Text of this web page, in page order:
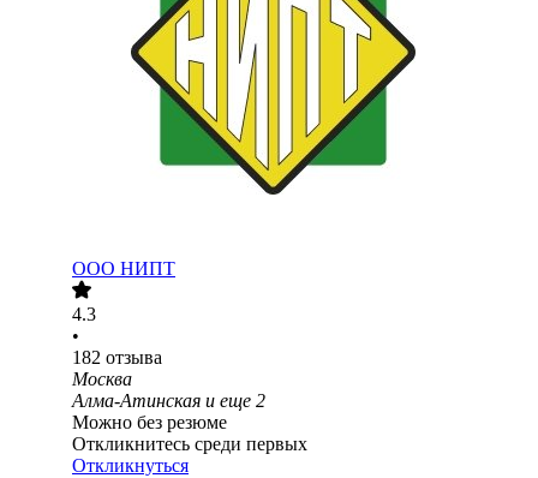
ООО НИПТ
4.3
•
182 отзыва
Москва
Алма-Атинская и еще 2
Можно без резюме
Откликнитесь среди первых
Откликнуться